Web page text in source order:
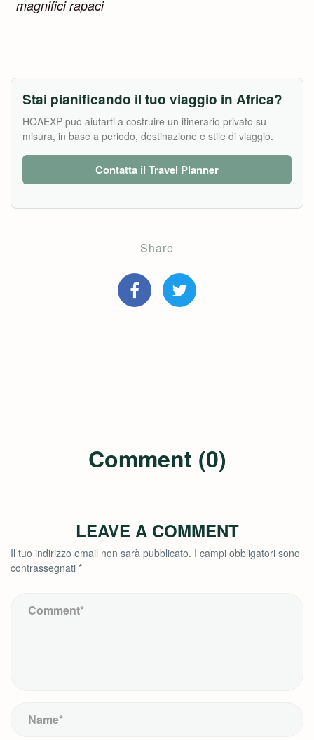
magnifici rapaci
Stai pianificando il tuo viaggio in Africa?
HOAEXP può aiutarti a costruire un itinerario privato su
misura, in base a periodo, destinazione e stile di viaggio.
Contatta il Travel Planner
Share
Comment (0)
LEAVE A COMMENT
Il tuo indirizzo email non sarà pubblicato. I campi obbligatori sono
contrassegnati *